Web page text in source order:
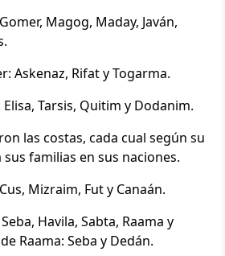
Magog, Maday, Javán,
Askenaz, Rifat y Togarma.
Elisa, Tarsis, Quitim y Dodanim.
las costas, cada cual según su
familias en sus naciones.
Mizraim, Fut y Canaán.
Havila, Sabta, Raama y
Raama: Seba y Dedán.